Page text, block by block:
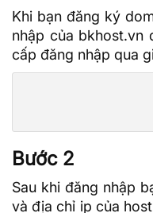
Khi bạn đăng ký
nhập của bkhost.vn
cấp đăng nhập qua
Bước 2
Sau khi đăng nhập
và địa chỉ ip của